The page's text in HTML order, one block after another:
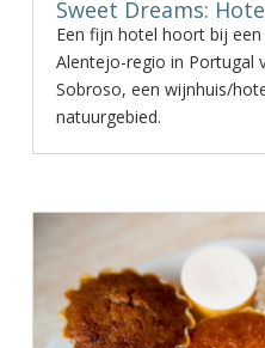
Sweet Dreams:
Een fijn hotel hoort bij
Alentejo-regio in Portugal
Sobroso, een wijnhuis/
natuurgebied.